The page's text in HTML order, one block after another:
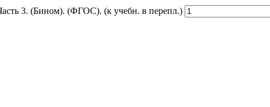
3. (Бином). (ФГОС). (к учебн. в перепл.)